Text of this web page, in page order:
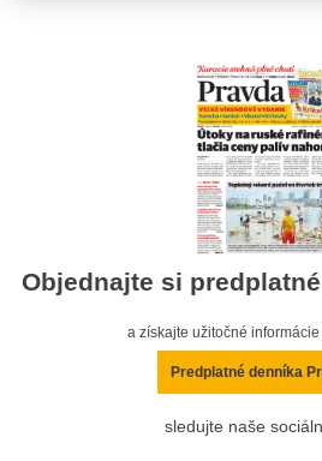
Objednajte si
a získajte užitočné
Predplatné denníka
sledujte naše